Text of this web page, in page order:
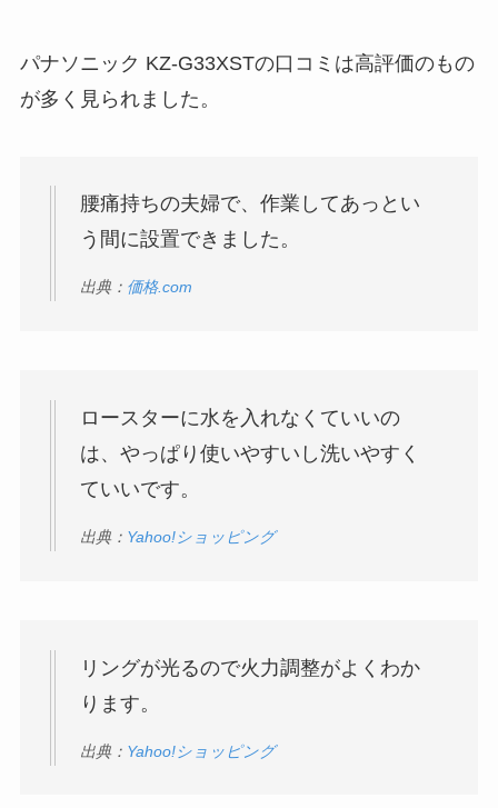
パナソニック KZ-G33XSTの口コミは高評価のもの
が多く見られました。
腰痛持ちの夫婦で、作業してあっとい
う間に設置できました。
出典： 価格.com
ロースターに水を入れなくていいの
は、やっぱり使いやすいし洗いやすく
ていいです。
出典： Yahoo!ショッピング
リングが光るので火力調整がよくわか
ります。
出典： Yahoo!ショッピング